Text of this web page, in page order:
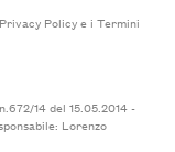
Privacy Policye i Termini
14 del 15.05.2014 -
Lorenzo